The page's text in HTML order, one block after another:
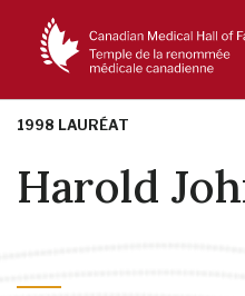
1998 LAURÉAT
Harold